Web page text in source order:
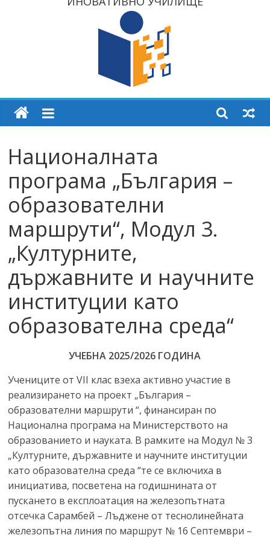
Националната
програма „България –
образователни
маршрути“, Модул 3.
„Културните,
държавните и научните
институции като
образователна среда“
УЧЕБНА 2025/2026 ГОДИНА
Учениците от VII клас взеха активно участие в
реализирането на проект „България –
образователни маршрути “, финансиран по
Национална програма на Министерството на
образованието и науката. В рамките на Модул № 3
„Културните, държавните и научните институции
като образователна среда “те се включиха в
инициатива, посветена на годишнината от
пускането в експлоатация на железопътната
отсечка Сарамбей – Лъджене от теснолинейната
железопътна линия по маршрут № 16 Септември –